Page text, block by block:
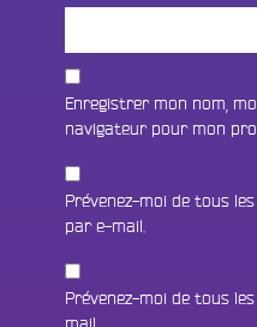
Enregistrer mon nom,
navigateur pour mon
Prévenez-moi de tous
par e-mail.
Prévenez-moi de tous
mail.